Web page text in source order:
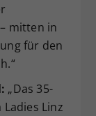
mitten in
für den
„Das 35-
Linz